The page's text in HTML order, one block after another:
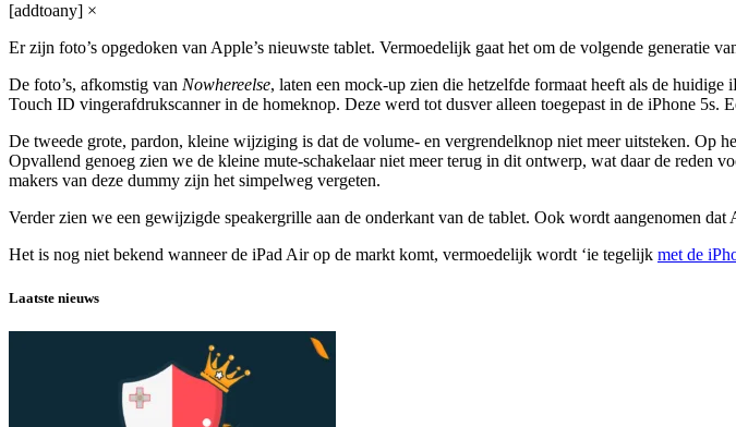
[addtoany] ×
Er zijn foto’s opgedoken van Apple’s nieuwste tablet. Vermoedelijk gaat het om de volgende generatie
De foto’s, afkomstig van Nowhereelse, laten een mock-up zien die hetzelfde formaat heeft als de
Touch ID vingerafdrukscanner in de homeknop. Deze werd tot dusver alleen toegepast in de iPhone 5s.
De tweede grote, pardon, kleine wijziging is dat de volume- en vergrendelknop niet meer uitsteken. Op
Opvallend genoeg zien we de kleine mute-schakelaar niet meer terug in dit ontwerp, wat daar de
makers van deze dummy zijn het simpelweg vergeten.
Verder zien we een gewijzigde speakergrille aan de onderkant van de tablet. Ook wordt aangenomen
Het is nog niet bekend wanneer de iPad Air op de markt komt, vermoedelijk wordt ‘ie tegelijk met de
Laatste nieuws